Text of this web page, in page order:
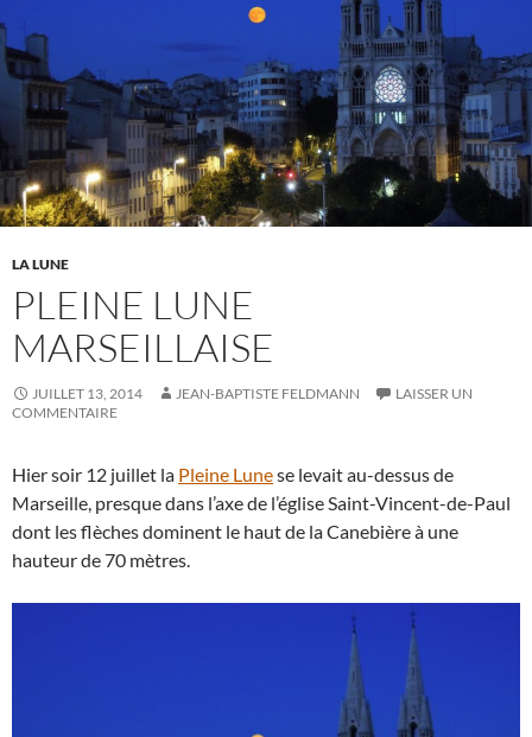
LA LUNE
PLEINE LUNE
MARSEILLAISE
JUILLET 13, 2014 JEAN-BAPTISTE FELDMANN
LAISSER UN
COMMENTAIRE
Hier soir 12 juillet la Pleine Lunese levait au-dessus de
Marseille, presque dans l’axe de l’église Saint-Vincent-de-Paul
dont les flèches dominent le haut de la Canebière à une
hauteur de 70 mètres.